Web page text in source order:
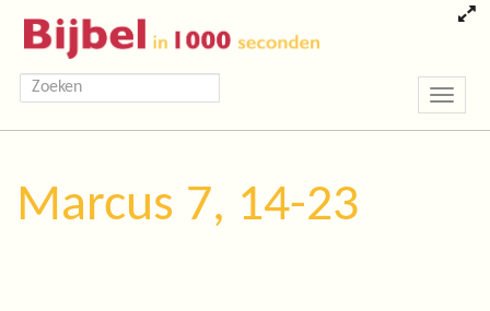
Toggle
Marcus 7, 14-23